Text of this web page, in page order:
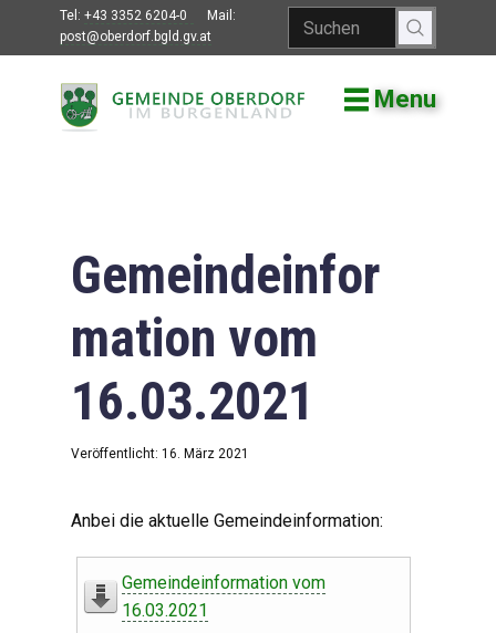
Tel: +43 3352 6204-0
Mail:
post@oberdorf.bgld.gv.at
Menu
Willkommen
Gemeindeamt
Gemeinderat
Bildung
Vereine
Leben in Oberdorf
Gemeindeinfor
mation vom
16.03.2021
Veröffentlicht: 16. März 2021
Anbei die aktuelle Gemeindeinformation:
Gemeindeinformation vom
16.03.2021